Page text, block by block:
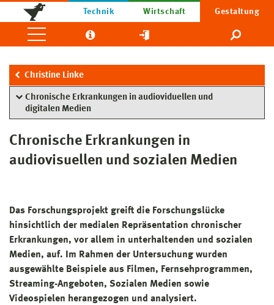
Technik Wirtschaft Gestaltung
Christine Linke
Chronische Erkrankungen in audioviduellen und
digitalen Medien
Chronische Erkrankungen in
audiovisuellen und sozialen Medien
Das Forschungsprojekt greift die Forschungslücke
hinsichtlich der medialen Repräsentation chronischer
Erkrankungen, vor allem in unterhaltenden und sozialen
Medien, auf. Im Rahmen der Untersuchung wurden
ausgewählte Beispiele aus Filmen, Fernsehprogrammen,
Streaming-Angeboten, Sozialen Medien sowie
Videospielen herangezogen und analysiert.